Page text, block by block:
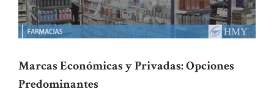
Marcas Económicas y Privadas: Opciones
Predominantes